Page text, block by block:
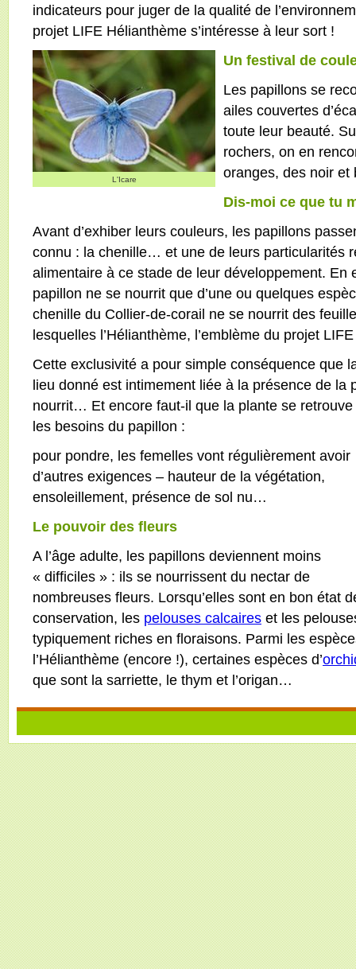
indicateurs pour juger de la qualité de
projet LIFE Hélianthème s’intéresse à leur sort !
L'Icare
Un festival de
Les papillons se
ailes couvertes
toute leur beauté.
rochers, on en
oranges, des noir
Dis-moi ce que tu
Avant d’exhiber leurs couleurs, les papillons
connu : la chenille… et une de leurs particularités
alimentaire à ce stade de leur développement. En
papillon ne se nourrit que d’une ou quelques
chenille du Collier-de-corail ne se nourrit des
lesquelles l’Hélianthème, l’emblème du projet
Cette exclusivité a pour simple conséquence que
lieu donné est intimement liée à la présence de la
nourrit… Et encore faut-il que la plante se
les besoins du papillon :
pour pondre, les femelles vont régulièrement avoir
d’autres exigences – hauteur de la végétation,
ensoleillement, présence de sol nu…
Le pouvoir des fleurs
A l’âge adulte, les papillons deviennent moins
« difficiles » : ils se nourrissent du nectar de
nombreuses fleurs. Lorsqu’elles sont en bon état
conservation, les pelouses calcaires et les
typiquement riches en floraisons. Parmi les
l’Hélianthème (encore !), certaines espèces d’
que sont la sarriette, le thym et l’origan…